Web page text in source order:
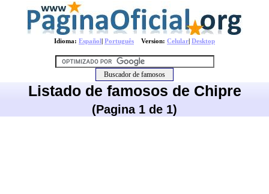
Idioma: Español| Português Version: Celular| Desktop
Listado de famosos de Chipre
(Pagina 1 de 1)